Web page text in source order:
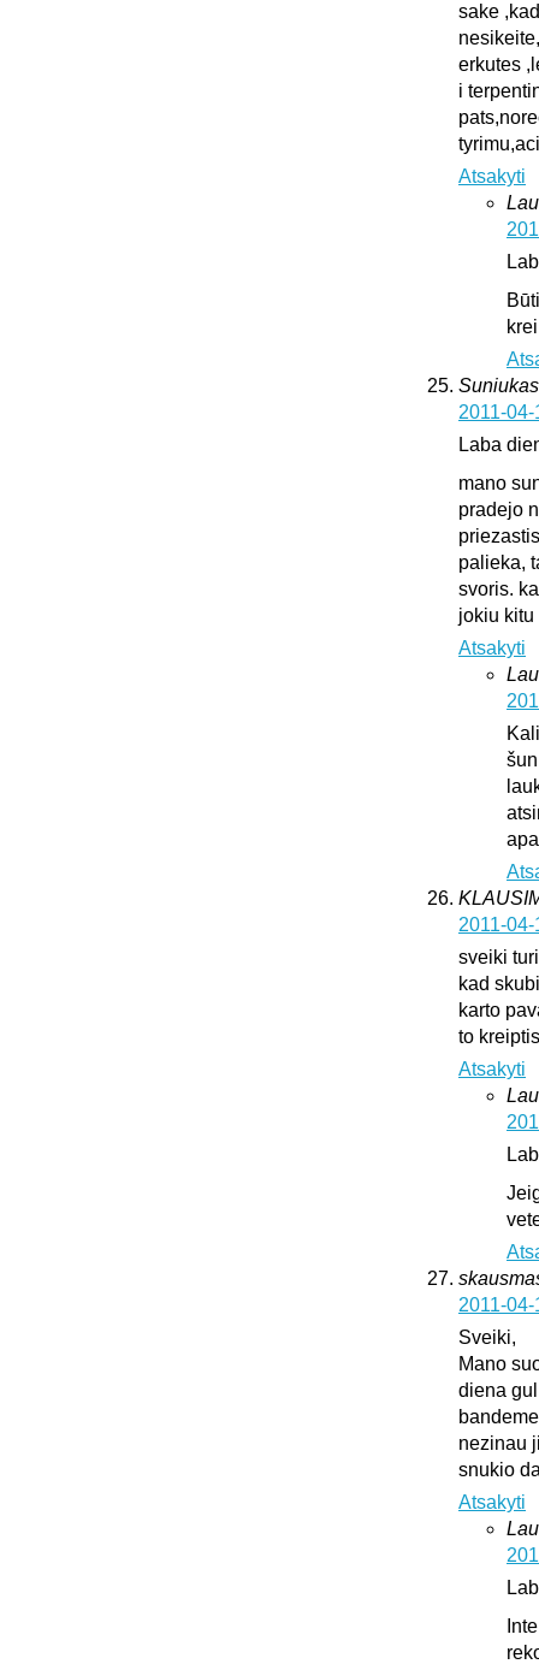
sake
erkutes
i
Atsakyti
2011-
Laba
mano
pradejo
palieka,
svoris.
jokiu kitu
Atsakyti
2011-
sveiki
kad
karto
to
Atsakyti
2011-
Sveiki,
Mano
diena
nezinau
snukio
Atsakyti